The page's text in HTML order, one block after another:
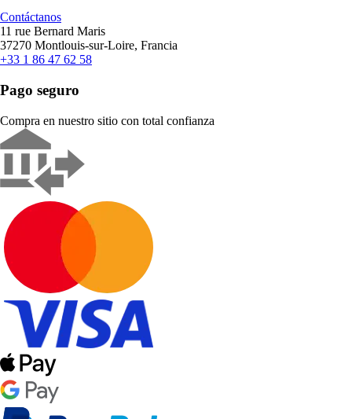
Contáctanos
11 rue Bernard Maris
37270 Montlouis-sur-Loire, Francia
+33 1 86 47 62 58
Pago seguro
Compra en nuestro sitio con total confianza